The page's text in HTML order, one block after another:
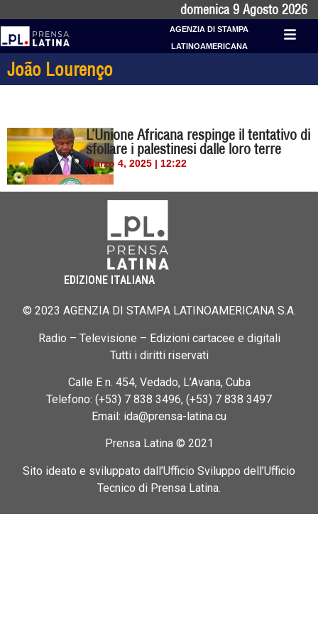
domenica 9 Agosto 2026
AGENZIA DI STAMPA
LATINOAMERICANA
João Lourenço
L’Unione Africana respinge il tentativo di
sfollare i palestinesi dalle loro terre
Marzo 4, 2025 | 12:22
EDIZIONE ITALIANA
© 2023 AGENZIA DI STAMPA LATINOAMERICANA S.A.
Radio – Televisione – Edizioni cartacee e digitali
Tutti i diritti riservati
Calle E n. 454, Vedado, L’Avana, Cuba
Telefono: (+53) 7 838 3496, (+53) 7 838 3497
Email: ida@prensa-latina.cu
Prensa Latina © 2021
Sito ideato e sviluppato dall’Ufficio Sviluppo dell’Ufficio
Tecnico di Prensa Latina.